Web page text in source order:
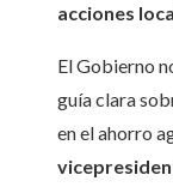
acciones
El Gobierno
guía clara
en el ahorro